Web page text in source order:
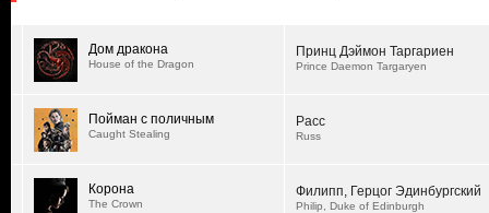
Дом дракона
House of the Dragon
Принц Дэймон Таргариен
Prince Daemon Targaryen
Пойман с поличным
Caught Stealing
Расс
Russ
Корона
The Crown
Филипп, Герцог Эдинбургский
Philip, Duke of Edinburgh